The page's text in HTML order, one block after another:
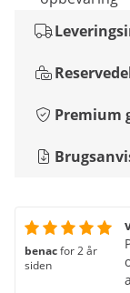
Premium
benacfor 2 år
siden